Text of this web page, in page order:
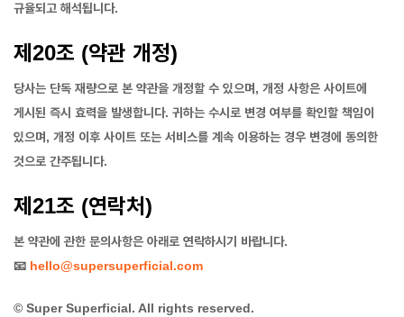
규율되고 해석됩니다.
제20조 (약관 개정)
당사는 단독 재량으로 본 약관을 개정할 수 있으며, 개정 사항은 사이트에
게시된 즉시 효력을 발생합니다. 귀하는 수시로 변경 여부를 확인할 책임이
있으며, 개정 이후 사이트 또는 서비스를 계속 이용하는 경우 변경에 동의한
것으로 간주됩니다.
제21조 (연락처)
본 약관에 관한 문의사항은 아래로 연락하시기 바랍니다.
📧 hello@supersuperficial.com
© Super Superficial. All rights reserved.